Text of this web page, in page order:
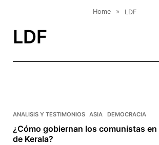
Home » LDF
LDF
ANALISIS Y TESTIMONIOS ASIA DEMOCRACIA
¿Cómo gobiernan los comunistas
de Kerala?